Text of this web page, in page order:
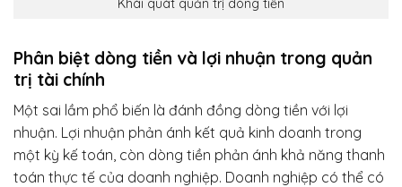
Khái quát quản trị dòng tiền
Phân biệt dòng tiền và lợi nhuận trong quản
trị tài chính
Một sai lầm phổ biến là đánh đồng dòng tiền với lợi
nhuận. Lợi nhuận phản ánh kết quả kinh doanh trong
một kỳ kế toán, còn dòng tiền phản ánh khả năng thanh
toán thực tế của doanh nghiệp. Doanh nghiệp có thể có